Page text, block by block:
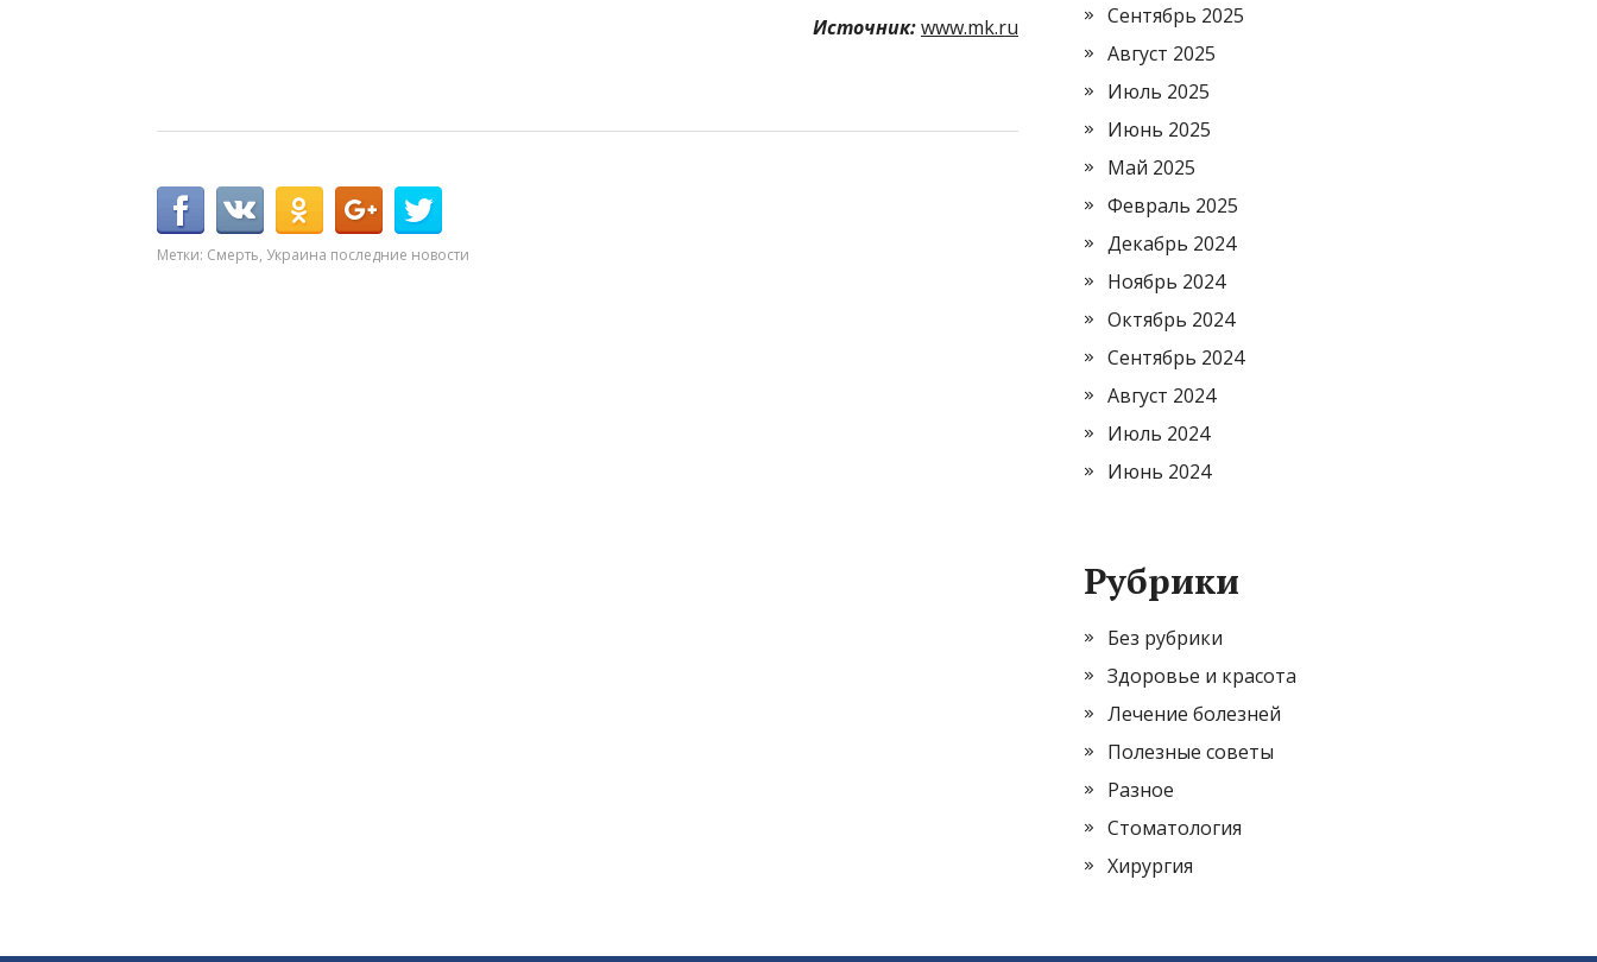
Источник:www.mk.ru
Метки: Смерть, Украина последние новости
Сентябрь 2025
Август 2025
Июль 2025
Июнь 2025
Май 2025
Февраль 2025
Декабрь 2024
Ноябрь 2024
Октябрь 2024
Сентябрь 2024
Август 2024
Июль 2024
Июнь 2024
Рубрики
Без рубрики
Здоровье и красота
Лечение болезней
Полезные советы
Разное
Стоматология
Хирургия